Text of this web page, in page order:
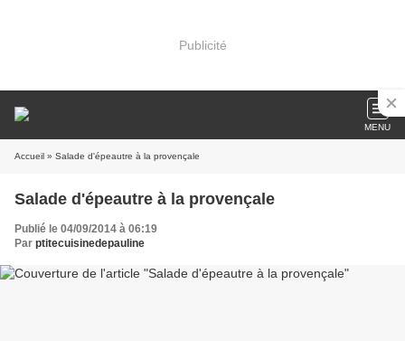
Publicité
MENU
Accueil » Salade d'épeautre à la provençale
Salade d'épeautre à la provençale
Publié le 04/09/2014 à 06:19
Par ptitecuisinedepauline